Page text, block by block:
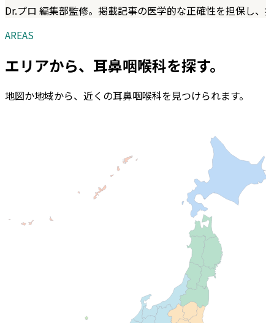
Dr.プロ 編集部監修。掲載記事の医学的な正確性を担保し
AREAS
エリアから、 耳鼻咽喉科を探す。
地図か地域から、近くの耳鼻咽喉科を見つけられます。